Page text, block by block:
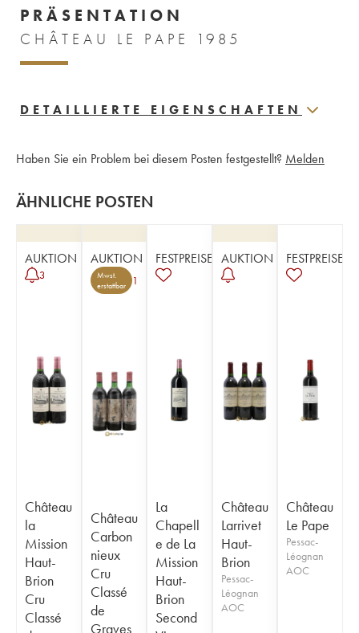
PRÄSENTATION
CHÂTEAU LE PAPE 1985
DETAILLIERTE EIGENSCHAFTEN
Haben Sie ein Problem bei diesem Posten festgestellt? Melden
ÄHNLICHE POSTEN
AUKTION
3
Château
la
Mission
Haut-
Brion
Cru
Classé
AUKTION
Mwst.
erstattbar
1
Château
Carbon
nieux
Cru
Classé
de
Graves
FESTPREISE
La
Chapell
e de La
Mission
Haut-
Brion
Second
AUKTION
Château
Larrivet
Haut-
Brion
Pessac-
Léognan
AOC
FESTPREISE
Château
Le Pape
Pessac-
Léognan
AOC